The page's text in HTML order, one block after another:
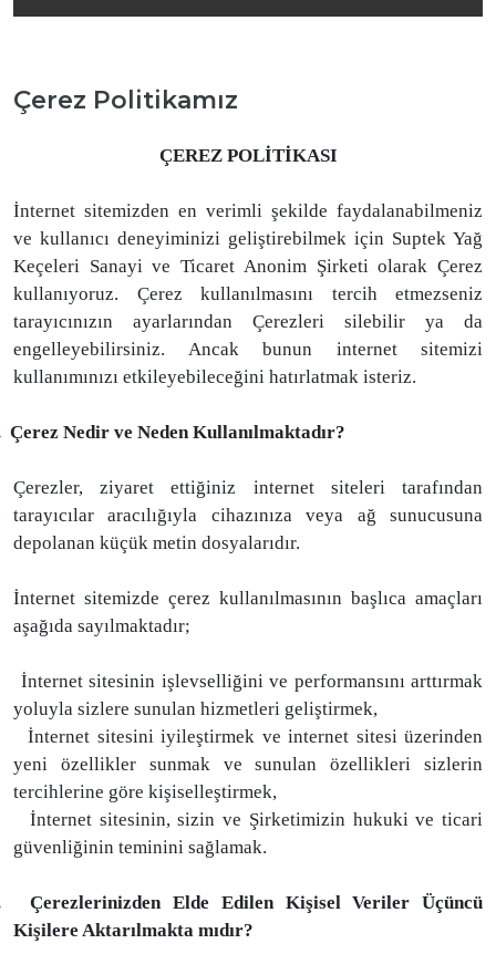
Çerez Politikamız
ÇEREZ POLİTİKASI
İnternet sitemizden en verimli şekilde faydalanabilmeniz
ve kullanıcı deneyiminizi geliştirebilmek için Suptek Yağ
Keçeleri Sanayi ve Ticaret Anonim Şirketi olarak Çerez
kullanıyoruz. Çerez kullanılmasını tercih etmezseniz
tarayıcınızın ayarlarından Çerezleri silebilir ya da
engelleyebilirsiniz. Ancak bunun internet sitemizi
kullanımınızı etkileyebileceğini hatırlatmak isteriz.
Çerez Nedir ve Neden Kullanılmaktadır?
Çerezler, ziyaret ettiğiniz internet siteleri tarafından
tarayıcılar aracılığıyla cihazınıza veya ağ sunucusuna
depolanan küçük metin dosyalarıdır.
İnternet sitemizde çerez kullanılmasının başlıca amaçları
aşağıda sayılmaktadır;
İnternet sitesinin işlevselliğini ve performansını arttırmak
yoluyla sizlere sunulan hizmetleri geliştirmek,
İnternet sitesini iyileştirmek ve internet sitesi üzerinden
yeni özellikler sunmak ve sunulan özellikleri sizlerin
tercihlerine göre kişiselleştirmek,
İnternet sitesinin, sizin ve Şirketimizin hukuki ve ticari
güvenliğinin teminini sağlamak.
Çerezlerinizden Elde Edilen Kişisel Veriler Üçüncü
Kişilere Aktarılmakta mıdır?